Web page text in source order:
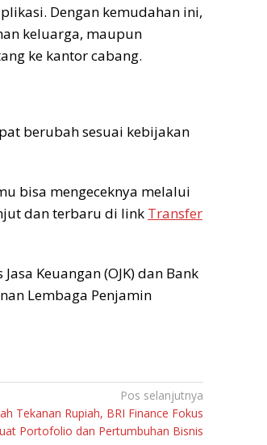
Dengan kemudahan ini,
keluarga, maupun
ke kantor cabang.
berubah sesuai kebijakan
bisa mengeceknya melalui
dan terbaru di link Transfer
Keuangan (OJK) dan Bank
Lembaga Penjamin
Pos selanjutnya
Tekanan Rupiah, BRI Finance Fokus
Portofolio dan Pertumbuhan Bisnis